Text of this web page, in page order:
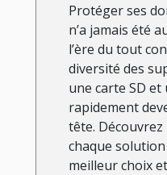
Protéger ses
n’a jamais été
l’ère du tout
diversité des
une carte SD
rapidement
tête. Découvrez
chaque
meilleur choix